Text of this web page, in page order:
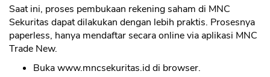
Saat ini, proses pembukaan rekening saham di MNC
Sekuritas dapat dilakukan dengan lebih praktis. Prosesnya
paperless, hanya mendaftar secara online via aplikasi MNC
Trade New.
Buka www.mncsekuritas.id di browser.